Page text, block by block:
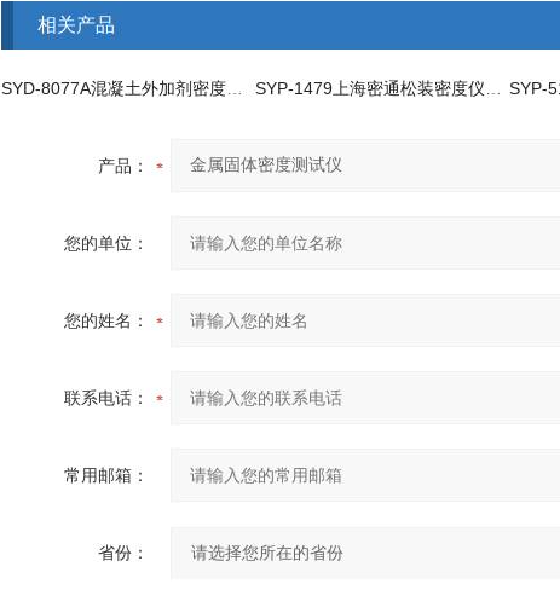
相关产品
产品：
您的单位：
您的姓名：
联系电话：
常用邮箱：
省份：